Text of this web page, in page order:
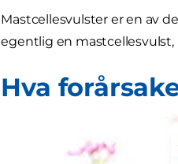
Mastcellesvulster er en av
egentlig en
Hva